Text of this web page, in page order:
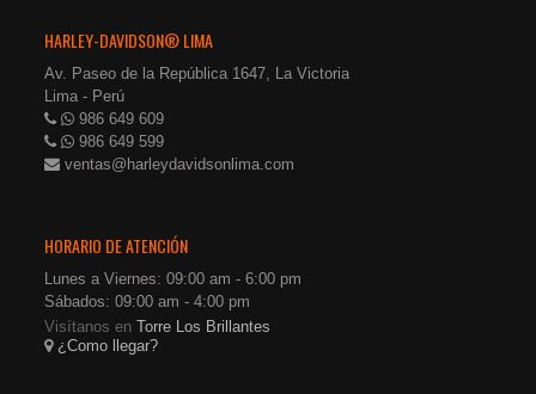
HARLEY-DAVIDSON® LIMA
Av. Paseo de la República 1647, La Victoria
Lima - Perú
986 649 609
986 649 599
ventas@harleydavidsonlima.com
HORARIO DE ATENCIÓN
Lunes a Viernes: 09:00 am - 6:00 pm
Sábados: 09:00 am - 4:00 pm
Visítanos enTorre Los Brillantes
¿Como llegar?